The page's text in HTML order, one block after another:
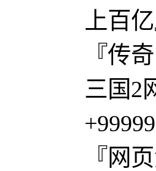
上百亿
『传
三国2
『网